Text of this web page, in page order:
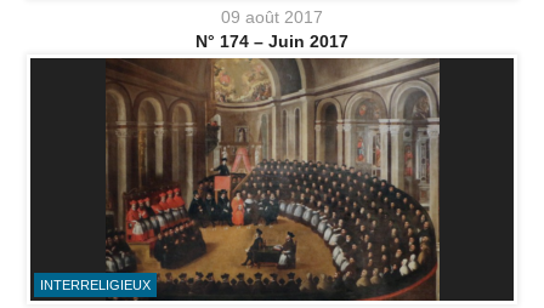
09 août 2017
N° 174 – Juin 2017
INTERRELIGIEUX